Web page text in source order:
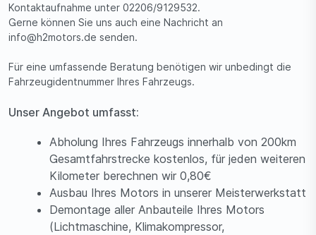
Kontaktaufnahme unter 02206/9129532.
Gerne können Sie uns auch eine Nachricht an
info@h2motors.de senden.
Für eine umfassende Beratung benötigen wir unbedingt die
Fahrzeugidentnummer Ihres Fahrzeugs.
Unser Angebot umfasst:
Abholung Ihres Fahrzeugs innerhalb von 200km
Gesamtfahrstrecke kostenlos, für jeden weiteren
Kilometer berechnen wir 0,80€
Ausbau Ihres Motors in unserer Meisterwerkstatt
Demontage aller Anbauteile Ihres Motors
(Lichtmaschine, Klimakompressor,